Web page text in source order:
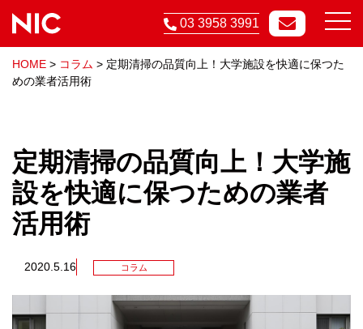
03 3958 3991
HOME > コラム > 定期清掃の品質向上！大学施設を快適に保つた
めの業者活用術
定期清掃の品質向上！大学施
設を快適に保つための業者
活用術
2020.5.16 コラム